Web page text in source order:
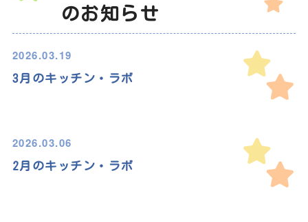
のお知らせ
2026.03.19
3月のキッチン・ラボ
2026.03.06
2月のキッチン・ラボ